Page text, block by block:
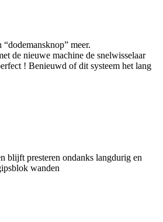
meer.
de nieuwe machine de snelwisselaar
! Benieuwd of dit systeem het lang
blijft presteren ondanks langdurig en
wanden